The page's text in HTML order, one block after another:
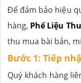
Để đảm bảo hiệu
hàng, Phế Liệu
thu mua bài bản,
Bước 1: Tiếp
Quý khách hàng